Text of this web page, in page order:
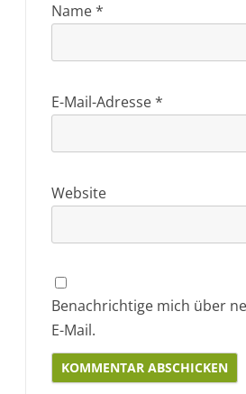
Name*
E-Mail-Adresse*
Website
Benachrichtige mich über
E-Mail.